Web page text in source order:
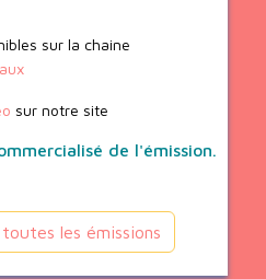
sur la chaine
sur notre site
de l'émission.
les émissions